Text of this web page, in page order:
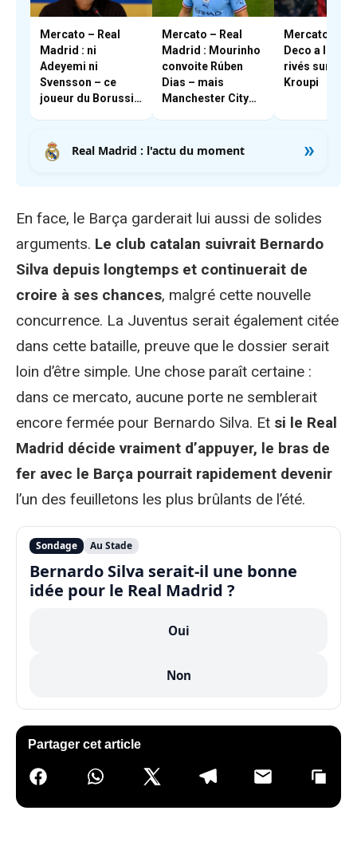
Mercato – Real
Madrid : ni
Adeyemi ni
Svensson – ce
joueur du Borussia
Mourinho
Mercato – Real
Madrid : Mourinho
convoite Rúben
Dias – mais
Manchester City
Mercato –
Deco a les
rivés sur Eli
Kroupi
Real Madrid : l'actu du moment »
En face, le Barça garderait lui aussi de solides
arguments. Le club catalan suivrait Bernardo
Silva depuis longtemps et continuerait de
croire à ses chances, malgré cette nouvelle
concurrence. La Juventus serait également citée
dans cette bataille, preuve que le dossier serait
loin d’être simple. Une chose paraît certaine :
dans ce mercato, aucune porte ne semblerait
encore fermée pour Bernardo Silva. Et si le Real
Madrid décide vraiment d’appuyer, le bras de
fer avec le Barça pourrait rapidement devenir
l’un des feuilletons les plus brûlants de l’été.
Sondage Au Stade
Bernardo Silva serait-il une bonne
idée pour le Real Madrid ?
Oui
Non
Partager cet article